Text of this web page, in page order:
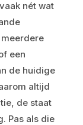
nét wat
een
de huidige
altijd
de staat
Pas als die